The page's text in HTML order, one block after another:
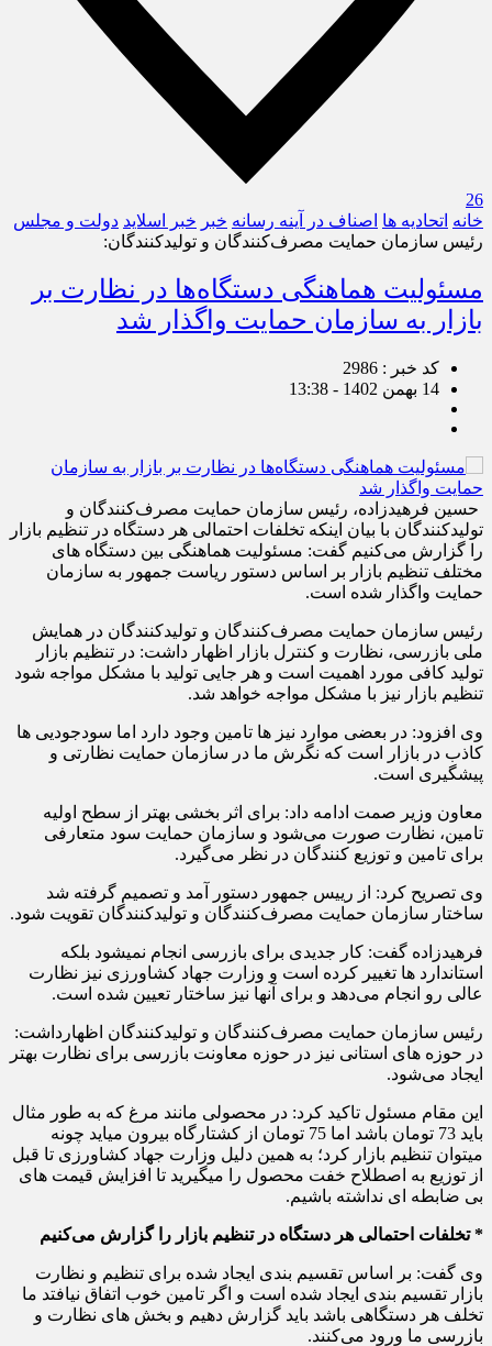
26
خانه اتحادیه ها اصناف در آینه رسانه خبر خبر اسلايد دولت و مجلس
رئیس سازمان حمایت مصرف‌کنندگان و تولیدکنندگان:
مسئولیت هماهنگی دستگاه‌ها در نظارت بر
بازار به سازمان حمایت واگذار شد
کد خبر : 2986
14 بهمن 1402 - 13:38
حسین فرهیدزاده، رئیس سازمان حمایت مصرف‌کنندگان و
تولیدکنندگان با بیان اینکه تخلفات احتمالی هر دستگاه در تنظیم بازار
را گزارش می‌کنیم گفت: مسئولیت هماهنگی بین دستگاه های
مختلف تنظیم بازار بر اساس دستور ریاست جمهور به سازمان
حمایت واگذار شده است.
رئیس سازمان حمایت مصرف‌کنندگان و تولیدکنندگان در همایش
ملی بازرسی، نظارت و کنترل بازار اظهار داشت: در تنظیم بازار
تولید کافی مورد اهمیت است و هر جایی تولید با مشکل مواجه شود
تنظیم بازار نیز با مشکل مواجه خواهد شد.
وی افزود: در بعضی موارد نیز ها تامین وجود دارد اما سودجودیی ها
کاذب در بازار است که نگرش ما در سازمان حمایت نظارتی و
پیشگیری است.
معاون وزیر صمت ادامه داد: برای اثر بخشی بهتر از سطح اولیه
تامین، نظارت صورت می‌شود و سازمان حمایت سود متعارفی
برای تامین و توزیع کنندگان در نظر می‌گیرد.
وی تصریح کرد: از رییس جمهور دستور آمد و تصمیم گرفته شد
ساختار سازمان حمایت مصرف‌کنندگان و تولیدکنندگان تقویت شود.
فرهیدزاده گفت: کار جدیدی برای بازرسی انجام نمیشود بلکه
استاندارد ها تغییر کرده است و وزارت جهاد کشاورزی نیز نظارت
عالی رو انجام می‌دهد و برای آنها نیز ساختار تعیین شده است.
رئیس سازمان حمایت مصرف‌کنندگان و تولیدکنندگان اظهارداشت:
در حوزه های استانی نیز در حوزه معاونت بازرسی برای نظارت بهتر
ایجاد می‌شود.
این مقام مسئول تاکید کرد: در محصولی مانند مرغ که به طور مثال
باید 73 تومان باشد اما 75 تومان از کشتارگاه بیرون میاید چونه
میتوان تنظیم بازار کرد؛ به همین دلیل وزارت جهاد کشاورزی تا قبل
از توزیع به اصطلاح خفت محصول را میگیرید تا افزایش قیمت های
بی ضابطه ای نداشته باشیم.
*تخلفات احتمالی هر دستگاه در تنظیم بازار را گزارش می‌کنیم
وی گفت: بر اساس تقسیم بندی ایجاد شده برای تنظیم و نظارت
بازار تقسیم بندی ایجاد شده است و اگر تامین خوب اتفاق نیافتد ما
تخلف هر دستگاهی باشد باید گزارش دهیم و بخش های نظارت و
بازرسی ما ورود می‌کنند.